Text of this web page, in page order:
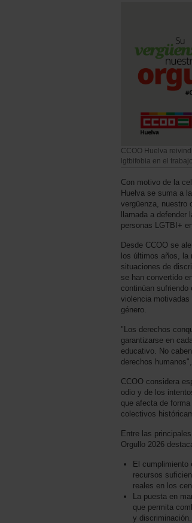
CCOO Huelva
lgtbifobia en el trabajo.
Con motivo de la
Huelva se suma a
vergüenza, nuestro
llamada a defender
personas LGTBI+
Desde CCOO se
los últimos años, la
situaciones de
se han convertido
continúan
violencia motivadas
género.
"Los derechos
garantizarse en
educativo. No
derechos
CCOO considera
odio y de los
que afecta de
colectivos
Entre las
Orgullo 2026
El cumplimiento
recursos
reales en los
La puesta en
que permita
y discriminación.